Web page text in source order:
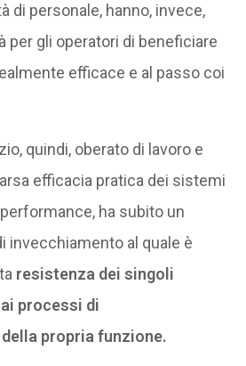
di personale, hanno, invece,
per gli operatori di beneficiare
efficace e al passo coi
quindi, oberato di lavoro e
efficacia pratica dei sistemi
ha subito un
invecchiamento al quale è
resistenza dei singoli
processi di
propria funzione.